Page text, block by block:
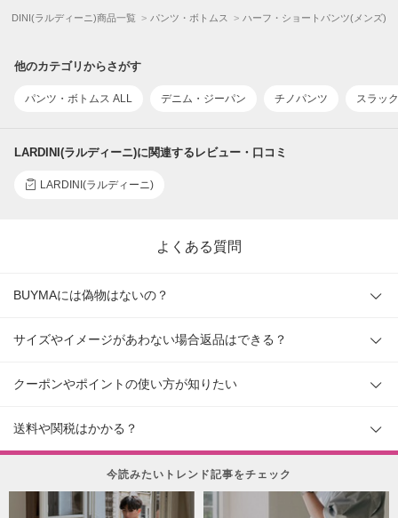
ラルディーニ)商品一覧 パンツ・ボトムス ハーフ・ショートパンツ(メンズ)
他のカテゴリからさがす
パンツ・ボトムス ALL デニム・ジーパン チノパンツ スラッ
LARDINI(ラルディーニ)に関連するレビュー・口コミ
LARDINI(ラルディーニ)
よくある質問
BUYMAには偽物はないの？
サイズやイメージがあわない場合返品はできる？
クーポンやポイントの使い方が知りたい
送料や関税はかかる？
今読みたいトレンド記事をチェック